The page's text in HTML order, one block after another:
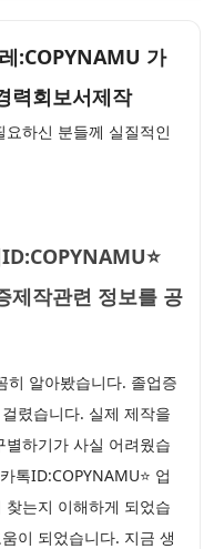
:COPYNAMU 가
력회보서제작
하신 분들께 실질적인
제작관련 정보를 공
히 알아봤습니다. 졸업증
렸습니다. 실제 제작을
하기가 사실 어려웠습
톡ID:COPYNAMU⭐ 업
는지 이해하게 되었습
이 되었습니다. 지금 생